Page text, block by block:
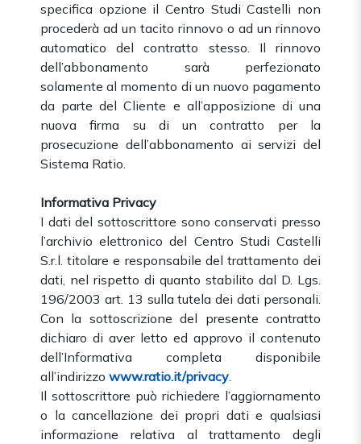
specifica opzione il Centro Studi Castelli non
procederà ad un tacito rinnovo o ad un rinnovo
automatico del contratto stesso. Il rinnovo
dell’abbonamento sarà perfezionato
solamente al momento di un nuovo pagamento
da parte del Cliente e all’apposizione di una
nuova firma su di un contratto per la
prosecuzione dell’abbonamento ai servizi del
Sistema Ratio.
Informativa Privacy
I dati del sottoscrittore sono conservati presso
l’archivio elettronico del Centro Studi Castelli
S.r.l. titolare e responsabile del trattamento dei
dati, nel rispetto di quanto stabilito dal D. Lgs.
196/2003 art. 13 sulla tutela dei dati personali.
Con la sottoscrizione del presente contratto
dichiaro di aver letto ed approvo il contenuto
dell’Informativa completa disponibile
all’indirizzo www.ratio.it/privacy.
Il sottoscrittore può richiedere l’aggiornamento
o la cancellazione dei propri dati e qualsiasi
informazione relativa al trattamento degli